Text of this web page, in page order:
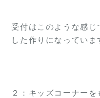
受付はこのような感
した作りになっていま
２：キッズコーナーを